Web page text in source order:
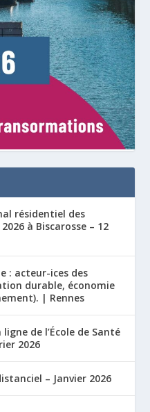
résidentiel des
à Biscarosse – 12
: acteur-ices des
durable, économie
| Rennes
de l’École de Santé
2026
– Janvier 2026